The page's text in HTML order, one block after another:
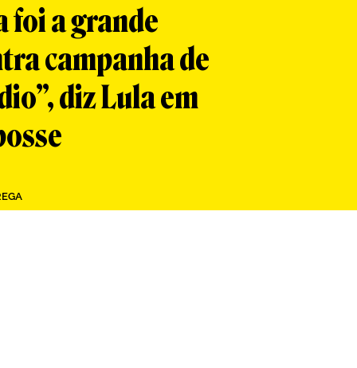
foi a grande
campanha de
diz Lula em